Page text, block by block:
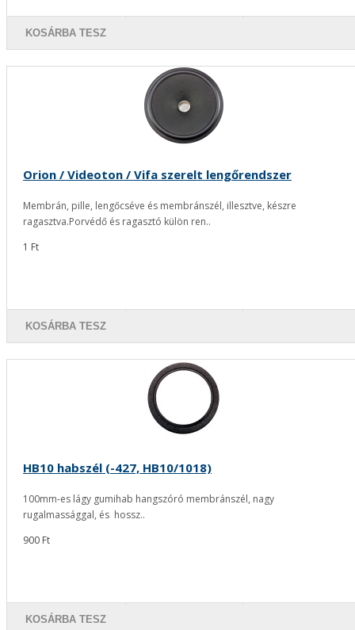
KOSÁRBA TESZ
Orion / Videoton / Vifa szerelt lengőrendszer
Membrán, pille, lengőcséve és membránszél, illesztve, készre
ragasztva.Porvédő és ragasztó külön ren..
1 Ft
KOSÁRBA TESZ
HB10 habszél (-427, HB10/1018)
100mm-es lágy gumihab hangszóró membránszél, nagy
rugalmassággal, és hossz..
900 Ft
KOSÁRBA TESZ